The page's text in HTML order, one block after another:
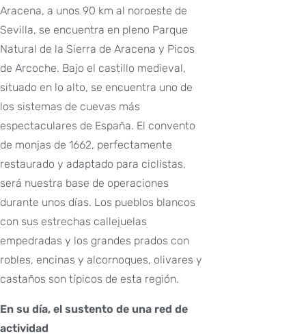
Aracena, a unos 90 km al noroeste de
Sevilla, se encuentra en pleno Parque
Natural de la Sierra de Aracena y Picos
de Arcoche. Bajo el castillo medieval,
situado en lo alto, se encuentra uno de
los sistemas de cuevas más
espectaculares de España. El convento
de monjas de 1662, perfectamente
restaurado y adaptado para ciclistas,
será nuestra base de operaciones
durante unos días. Los pueblos blancos
con sus estrechas callejuelas
empedradas y los grandes prados con
robles, encinas y alcornoques, olivares y
castaños son típicos de esta región.
En su día, el sustento de una red de
actividad